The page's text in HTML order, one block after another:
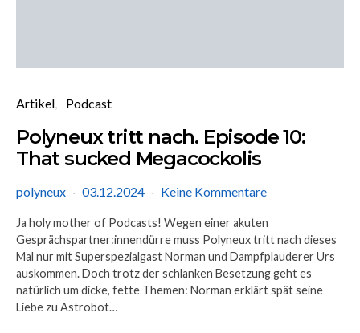
Artikel Podcast
Polyneux tritt nach. Episode 10:
That sucked Megacockolis
polyneux 03.12.2024 Keine Kommentare
Ja holy mother of Podcasts! Wegen einer akuten
Gesprächspartner:innendürre muss Polyneux tritt nach dieses
Mal nur mit Superspezialgast Norman und Dampfplauderer Urs
auskommen. Doch trotz der schlanken Besetzung geht es
natürlich um dicke, fette Themen: Norman erklärt spät seine
Liebe zu Astrobot…